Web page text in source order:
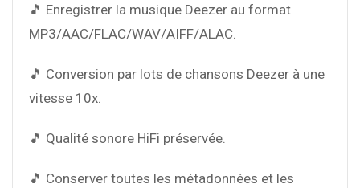
🎵 Enregistrer la musique Deezer au format
MP3/AAC/FLAC/WAV/AIFF/ALAC.
🎵 Conversion par lots de chansons Deezer à une
vitesse 10x.
🎵 Qualité sonore HiFi préservée.
🎵 Conserver toutes les métadonnées et les